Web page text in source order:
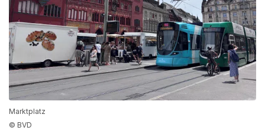
Marktplatz
© BVD